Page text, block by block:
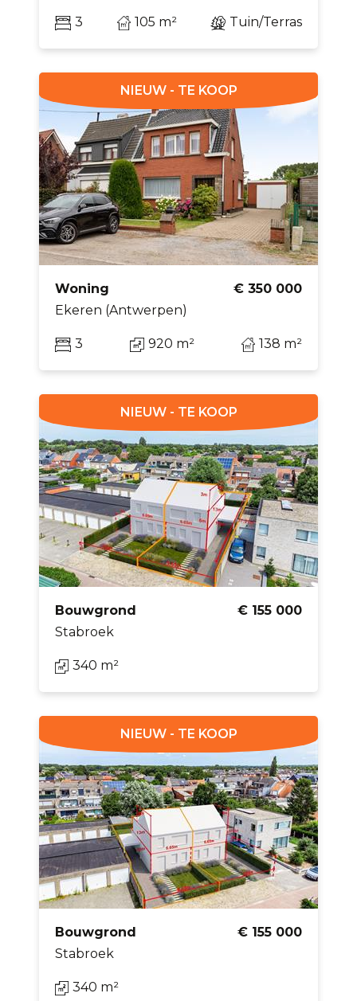
3 105 m² Tuin/Terras
NIEUW - TE KOOP
Woning
€ 350 000
Ekeren (Antwerpen)
3 920 m² 138 m²
NIEUW - TE KOOP
Bouwgrond
€ 155 000
Stabroek
340 m²
NIEUW - TE KOOP
Bouwgrond
€ 155 000
Stabroek
340 m²